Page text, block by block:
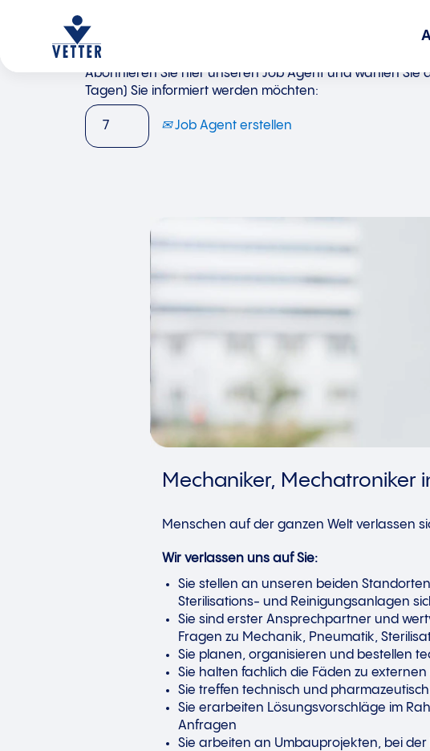
Abonnieren Sie hier unseren Job Agent und wählen Sie
Tagen) Sie informiert werden möchten:
Job Agent erstellen
Mechaniker, Mechatroniker
Menschen auf der ganzen Welt verlassen
Wir verlassen uns auf Sie:
Sie stellen an unseren beiden
Sterilisations- und Reinigungsanlagen
Sie sind erster Ansprechpartner und
Fragen zu Mechanik, Pneumatik,
Sie planen, organisieren und bestellen
Sie halten fachlich die Fäden zu
Sie treffen technisch und
Sie erarbeiten Lösungsvorschläge im
Anfragen
Sie arbeiten an Umbauprojekten, bei